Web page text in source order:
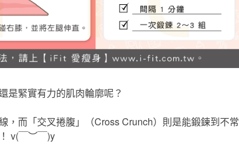
是緊實有力的肌肉輪廓呢？
，而「交叉捲腹」（Cross Crunch）則是能鍛鍊到不常
v(￣︶￣)y